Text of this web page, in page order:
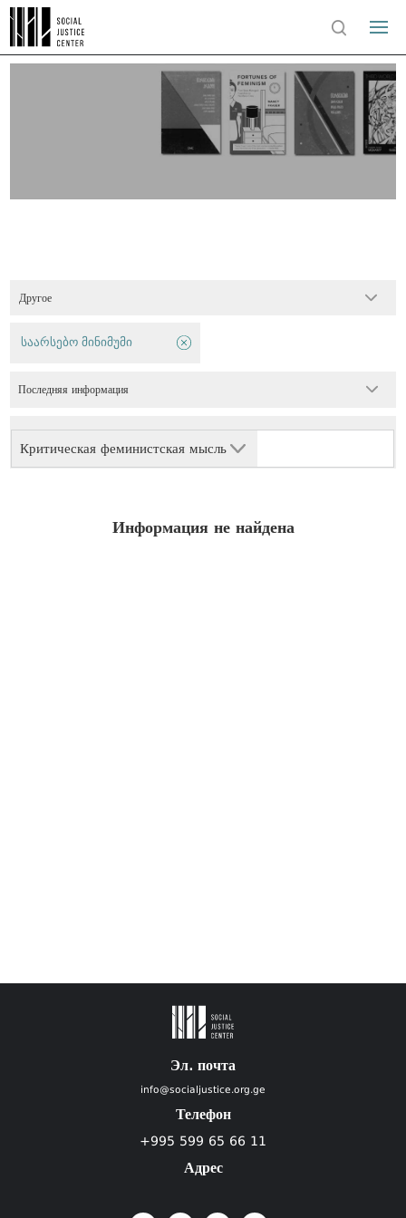
Другое
Критическая феминистская мысль
საარსებო მინიმუმი
Последняя информация
Информация не найдена
Эл. почта
info@socialjustice.org.ge
Телефон
+995 599 65 66 11
Адрес